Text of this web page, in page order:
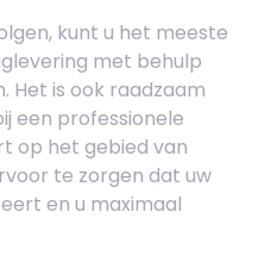
kunt u het meeste
met behulp
Het is ook raadzaam
een professionele
op het gebied van
te zorgen dat uw
en u maximaal